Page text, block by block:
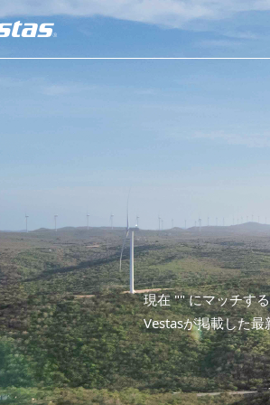
現在 "" にマッチす
Vestasが掲載した